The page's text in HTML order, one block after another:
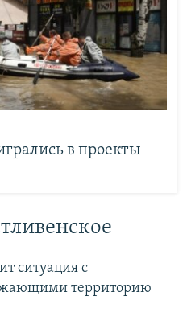
в проекты
ситуация с
территорию